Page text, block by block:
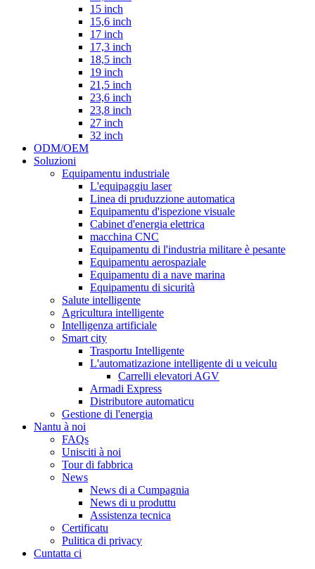
15 inch
15,6 inch
17 inch
17,3 inch
18,5 inch
19 inch
21,5 inch
23,6 inch
23,8 inch
27 inch
32 inch
ODM/OEM
Soluzioni
Equipamentu industriale
L'equipaggiu laser
Linea di pruduzzione automatica
Equipamentu d'ispezione visuale
Cabinet d'energia elettrica
macchina CNC
Equipamentu di l'industria militare è pesante
Equipamentu aerospaziale
Equipamentu di a nave marina
Equipamentu di sicurità
Salute intelligente
Agricultura intelligente
Intelligenza artificiale
Smart city
Trasportu Intelligente
L'automatizazione intelligente di u veiculu
Carrelli elevatori AGV
Armadi Express
Distributore automaticu
Gestione di l'energia
Nantu à noi
FAQs
Unisciti à noi
Tour di fabbrica
News
News di a Cumpagnia
News di u produttu
Assistenza tecnica
Certificatu
Pulitica di privacy
Cuntatta ci